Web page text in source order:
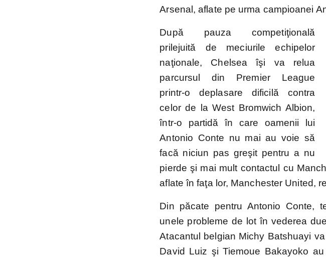
Echipe naționale
Mondial
2026
EURO
2024
Mondial
2022
Arsenal, aflate pe urma campioanei
După pauza competiţională
prilejuită de meciurile echipelor
naţionale, Chelsea îşi va relua
parcursul din Premier League
printr-o deplasare dificilă contra
celor de la West Bromwich Albion,
într-o partidă în care oamenii lui
Antonio Conte nu mai au voie să
facă niciun pas greşit pentru a nu
pierde şi mai mult contactul cu
aflate în faţa lor, Manchester United,
Din păcate pentru Antonio Conte,
unele probleme de lot în vederea
Atacantul belgian Michy Batshuayi
David Luiz şi Tiemoue Bakayoko